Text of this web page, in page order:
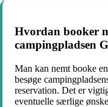
Hvordan booker
campingpladsen
Man kan nemt booke
besøge
reservation. Det er
eventuelle særlige